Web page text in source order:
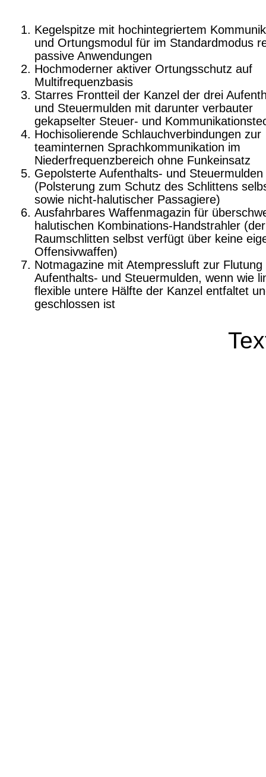
Kegelspitze mit hochintegriertem
und Ortungsmodul für im Standardmodus
passive Anwendungen
Hochmoderner aktiver Ortungsschutz auf
Multifrequenzbasis
Starres Frontteil der Kanzel der drei
und Steuermulden mit darunter verbauter
gekapselter Steuer- und
Hochisolierende Schlauchverbindungen zur
teaminternen Sprachkommunikation im
Niederfrequenzbereich ohne Funkeinsatz
Gepolsterte Aufenthalts- und Steuermulden
(Polsterung zum Schutz des Schlittens
sowie nicht-halutischer Passagiere)
Ausfahrbares Waffenmagazin für
halutischen Kombinations-Handstrahler (der
Raumschlitten selbst verfügt über keine
Offensivwaffen)
Notmagazine mit Atempressluft zur Flutung
Aufenthalts- und Steuermulden, wenn wie
flexible untere Hälfte der Kanzel entfaltet
geschlossen ist